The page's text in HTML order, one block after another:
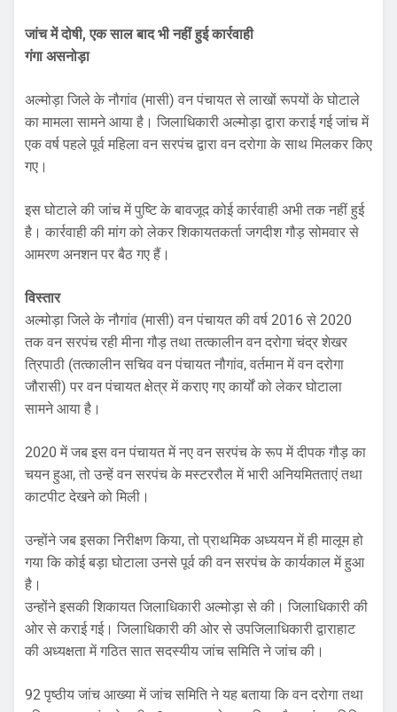
जांच में दोषी, एक साल बाद भी नहीं हुई कार्रवाही
गंगा असनोड़ा
अल्मोड़ा जिले के नौगांव (मासी) वन पंचायत से लाखों रूपयों के घोटाले
का मामला सामने आया है। जिलाधिकारी अल्मोड़ा द्वारा कराई गई जांच में
एक वर्ष पहले पूर्व महिला वन सरपंच द्वारा वन दरोगा के साथ मिलकर किए
गए।
इस घोटाले की जांच में पुष्टि के बावजूद कोई कार्रवाही अभी तक नहीं हुई
है। कार्रवाही की मांग को लेकर शिकायतकर्ता जगदीश गौड़ सोमवार से
आमरण अनशन पर बैठ गए हैं।
विस्तार
अल्मोड़ा जिले के नौगांव (मासी) वन पंचायत की वर्ष 2016 से 2020
तक वन सरपंच रही मीना गौड़ तथा तत्कालीन वन दरोगा चंद्र शेखर
त्रिपाठी (तत्कालीन सचिव वन पंचायत नौगांव, वर्तमान में वन दरोगा
जौरासी) पर वन पंचायत क्षेत्र में कराए गए कार्यों को लेकर घोटाला
सामने आया है।
2020 में जब इस वन पंचायत में नए वन सरपंच के रूप में दीपक गौड़ का
चयन हुआ, तो उन्हें वन सरपंच के मस्टररौल में भारी अनियमितताएं तथा
काटपीट देखने को मिली।
उन्होंने जब इसका निरीक्षण किया, तो प्राथमिक अध्ययन में ही मालूम हो
गया कि कोई बड़ा घोटाला उनसे पूर्व की वन सरपंच के कार्यकाल में हुआ
है।
उन्होंने इसकी शिकायत जिलाधिकारी अल्मोड़ा से की। जिलाधिकारी की
ओर से कराई गई। जिलाधिकारी की ओर से उपजिलाधिकारी द्वाराहाट
की अध्यक्षता में गठित सात सदस्यीय जांच समिति ने जांच की।
92 पृष्ठीय जांच आख्या में जांच समिति ने यह बताया कि वन दरोगा तथा